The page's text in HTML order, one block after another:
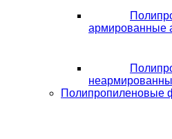
армированные
Полипропиленовые